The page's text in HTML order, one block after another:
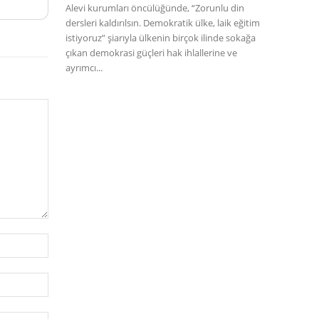
Posta:*
Alevi kurumları öncülüğünde, “Zorunlu din
dersleri kaldırılsın. Demokratik ülke, laik eğitim
istiyoruz” şiarıyla ülkenin birçok ilinde sokağa
çıkan demokrasi güçleri hak ihlallerine ve
ayrımcı...